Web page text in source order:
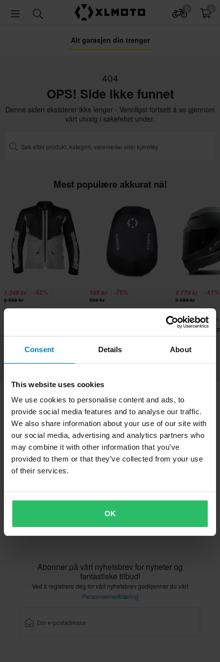
Consent Details About
This website uses cookies
We use cookies to personalise content and ads, to
provide social media features and to analyse our traffic.
We also share information about your use of our site with
our social media, advertising and analytics partners who
may combine it with other information that you’ve
provided to them or that they’ve collected from your use
of their services.
OK
Alt garasjen din trenger
404
OPS! Side ikke funnet
Denne siden eksisterer ikke lenger - Vennligst fortsett å se gjennom
vårt utvalg i søkefeltet under.
Mest populære akkurat nå!
1 249 kr -52%
2 599 kr
169 kr -70%
569 kr
4 779 kr -11%
5 399 kr
15 anmeldelser
Helhjelm LS2
Transport & levering
Vilkår & betingelser
Betaling
Personvernpolicy
Returer
Angrerett
Status på bestillingen
Reklamasjoner & Klager
Informasjon om gjenvinning
Abonner på vårt nyhetsbrev for nyheter og
fantastiske tilbud!
Ved å registrere deg for vårt nyhetsbrev godkjenner du vårt
Personvernerklæring